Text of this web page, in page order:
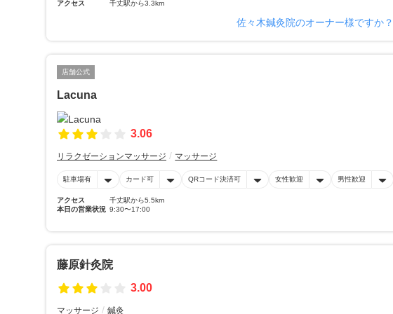
アクセス 千丈駅から3.3km
佐々木鍼灸院のオーナー様ですか？
店舗公式
Lacuna
3.06
リラクゼーションマッサージ マッサージ
駐車場有 カード可 QRコード決済可 女性歓迎 男性歓迎
アクセス
千丈駅から5.5km
本日の営業状況 9:30〜17:00
藤原針灸院
3.00
マッサージ 鍼灸